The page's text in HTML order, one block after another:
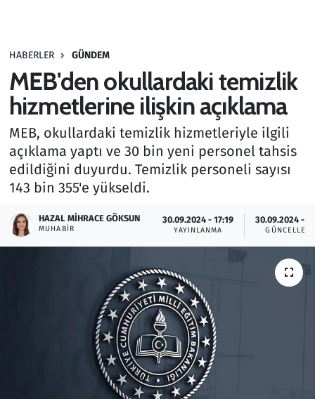
HABERLER GÜNDEM
MEB'den okullardaki temizlik
hizmetlerine ilişkin açıklama
MEB, okullardaki temizlik hizmetleriyle ilgili
açıklama yaptı ve 30 bin yeni personel tahsis
edildiğini duyurdu. Temizlik personeli sayısı
143 bin 355'e yükseldi.
HAZAL MIHRACE GÖKSUN
MUHABIR
30.09.2024 - 17:19
YAYINLANMA
30.09.2024 -
Haber
Kültür Sanat
Kurumsal Haberler
Lezzet Durağı
Resmi İlanlar
Rüya Tabirleri